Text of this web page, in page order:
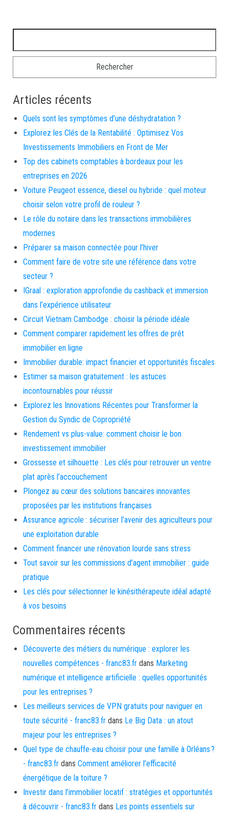
Articles récents
Quels sont les symptômes d’une déshydratation ?
Explorez les Clés de la Rentabilité : Optimisez Vos
Investissements Immobiliers en Front de Mer
Top des cabinets comptables à bordeaux pour les
entreprises en 2026
Voiture Peugeot essence, diesel ou hybride : quel moteur
choisir selon votre profil de rouleur ?
Le rôle du notaire dans les transactions immobilières
modernes
Préparer sa maison connectée pour l’hiver
Comment faire de votre site une référence dans votre
secteur ?
IGraal : exploration approfondie du cashback et immersion
dans l’expérience utilisateur
Circuit Vietnam Cambodge : choisir la période idéale
Comment comparer rapidement les offres de prêt
immobilier en ligne
Immobilier durable: impact financier et opportunités fiscales
Estimer sa maison gratuitement : les astuces
incontournables pour réussir
Explorez les Innovations Récentes pour Transformer la
Gestion du Syndic de Copropriété
Rendement vs plus-value: comment choisir le bon
investissement immobilier
Grossesse et silhouette : Les clés pour retrouver un ventre
plat après l’accouchement
Plongez au cœur des solutions bancaires innovantes
proposées par les institutions françaises
Assurance agricole : sécuriser l’avenir des agriculteurs pour
une exploitation durable
Comment financer une rénovation lourde sans stress
Tout savoir sur les commissions d’agent immobilier : guide
pratique
Les clés pour sélectionner le kinésithérapeute idéal adapté
à vos besoins
Commentaires récents
Découverte des métiers du numérique : explorer les
nouvelles compétences - franc83.fr dans Marketing
numérique et intelligence artificielle : quelles opportunités
pour les entreprises ?
Les meilleurs services de VPN gratuits pour naviguer en
toute sécurité - franc83.fr dans Le Big Data : un atout
majeur pour les entreprises ?
Quel type de chauffe-eau choisir pour une famille à Orléans ?
- franc83.fr dans Comment améliorer l’efficacité
énergétique de la toiture ?
Investir dans l’immobilier locatif : stratégies et opportunités
à découvrir - franc83.fr dans Les points essentiels sur